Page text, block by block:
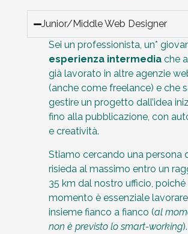
Junior/Middle Web Designer
Sei un professionista, un*
esperienza intermediache
già lavorato in altre agenzie
(anche come freelance) e che
gestire un progetto dall’idea
fino alla pubblicazione, con
e creatività.
Stiamo cercando una persona
risieda al massimo entro un
35 km dal nostro ufficio, poiché
momento è essenziale lavorare
insieme fianco a fianco (al
non è previsto lo smart-working).